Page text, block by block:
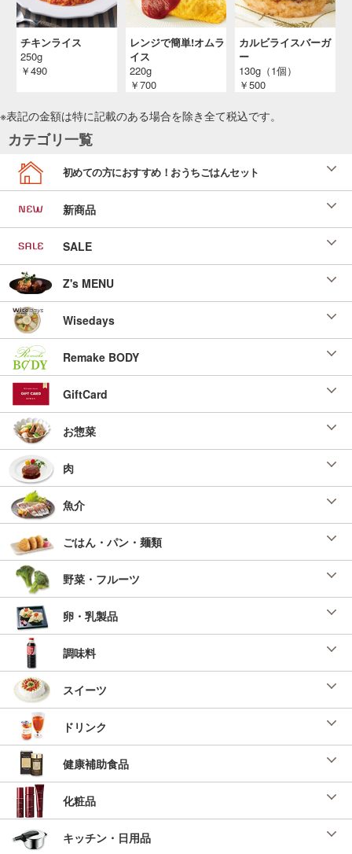
チキンライス
250g
￥490
レンジで簡単!オムラ
イス
220g
￥700
カルビライスバーガ
ー
130g（1個）
￥500
※表記の金額は特に記載のある場合を除き全て税込です。
カテゴリ一覧
初めての方におすすめ！おうちごはんセット
新商品
SALE
Z's MENU
Wisedays
Remake BODY
GiftCard
お惣菜
肉
魚介
ごはん・パン・麺類
野菜・フルーツ
卵・乳製品
調味料
スイーツ
ドリンク
健康補助食品
化粧品
キッチン・日用品